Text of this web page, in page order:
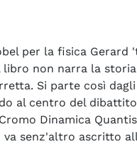
per la fisica
non narra la
Si parte così
al centro del
Dinamica
senz'altro ascritto